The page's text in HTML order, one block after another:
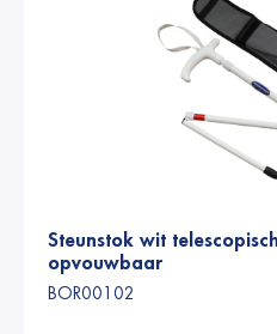
Steunstok wit
opvouwbaar
BOR00102